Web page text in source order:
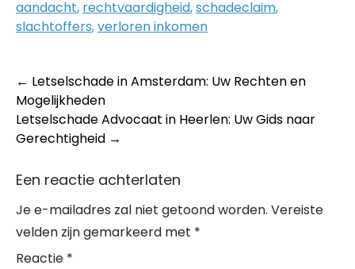
aandacht, rechtvaardigheid,schadeclaim,
slachtoffers,verloren inkomen
Post
navigation
← Letselschade in Amsterdam: Uw Rechten en
Mogelijkheden
Letselschade Advocaat in Heerlen: Uw Gids naar
Gerechtigheid →
Een reactie achterlaten
Je e-mailadres zal niet getoond worden. Vereiste
velden zijn gemarkeerd met *
Reactie *